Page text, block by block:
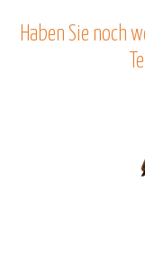
s
Haben Sie noch